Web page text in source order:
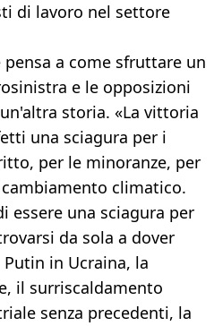
di lavoro nel settore
a come sfruttare un
e le opposizioni
storia. «La vittoria
una sciagura per i
per le minoranze, per
climatico.
essere una sciagura per
da sola a dover
in Ucraina, la
il surriscaldamento
senza precedenti, la